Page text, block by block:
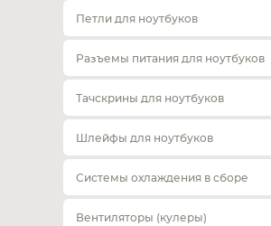
Петли для ноутбуков
Разъемы питания для ноутбуков
Тачскрины для ноутбуков
Шлейфы для ноутбуков
Системы охлаждения в сборе
Вентиляторы (кулеры)